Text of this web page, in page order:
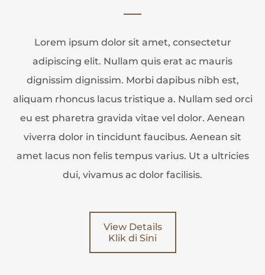
Lorem ipsum dolor sit amet, consectetur
adipiscing elit. Nullam quis erat ac mauris
dignissim dignissim. Morbi dapibus nibh est,
aliquam rhoncus lacus tristique a. Nullam sed orci
eu est pharetra gravida vitae vel dolor. Aenean
viverra dolor in tincidunt faucibus. Aenean sit
amet lacus non felis tempus varius. Ut a ultricies
dui, vivamus ac dolor facilisis.
View Details